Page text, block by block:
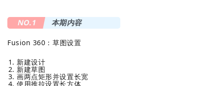
NO.1 本期内容
Fusion 360：草图设置
新建设计
新建草图
画两点矩形并设置长宽
使用推拉设置长方体